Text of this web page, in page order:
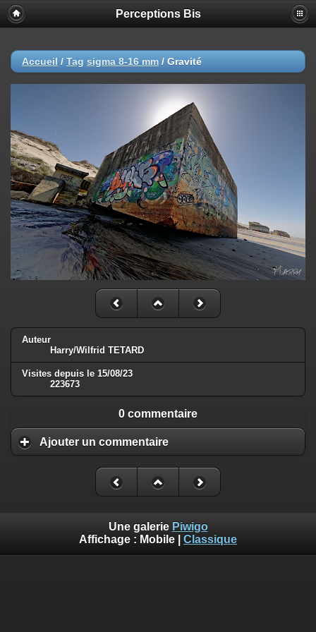
Perceptions Bis
Accueil / Tag sigma 8-16 mm / Gravité
Auteur
Harry/Wilfrid TETARD
Visites depuis le 15/08/23
223673
0 commentaire
Ajouter un commentaire
Une galerie Piwigo
Affichage : Mobile Classique